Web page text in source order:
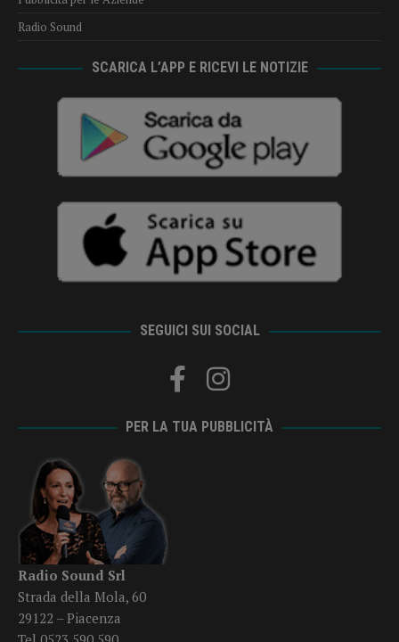
Radio Sound
SCARICA L’APP E RICEVI LE NOTIZIE
SEGUICI SUI SOCIAL
PER LA TUA PUBBLICITÀ
Radio Sound Srl
Strada della Mola, 60
29122 – Piacenza